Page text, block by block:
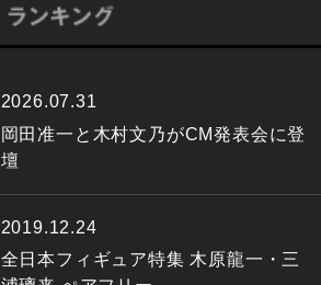
2026.07.31
岡田准一と木村文乃がCM発表会に登
壇
2019.12.24
全日本フィギュア特集 木原龍一・三